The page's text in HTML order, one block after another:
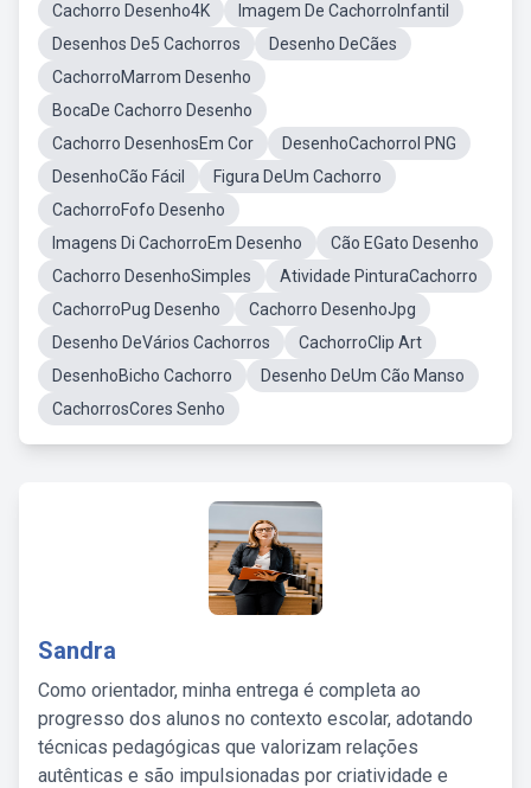
Cachorro Desenho4K
Imagem De CachorroInfantil
Desenhos De5 Cachorros
Desenho DeCães
CachorroMarrom Desenho
BocaDe Cachorro Desenho
Cachorro DesenhosEm Cor
DesenhoCachorrol PNG
DesenhoCão Fácil
Figura DeUm Cachorro
CachorroFofo Desenho
Imagens Di CachorroEm Desenho
Cão EGato Desenho
Cachorro DesenhoSimples
Atividade PinturaCachorro
CachorroPug Desenho
Cachorro DesenhoJpg
Desenho DeVários Cachorros
CachorroClip Art
DesenhoBicho Cachorro
Desenho DeUm Cão Manso
CachorrosCores Senho
Sandra
Como orientador, minha entrega é completa ao
progresso dos alunos no contexto escolar, adotando
técnicas pedagógicas que valorizam relações
autênticas e são impulsionadas por criatividade e